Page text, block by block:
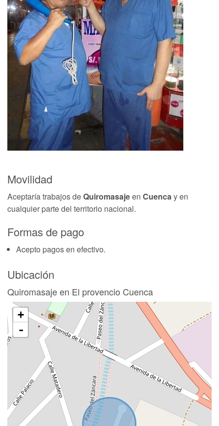
Movilidad
Aceptaría trabajos deQuiromasajeen Cuencay en
cualquier parte del territorio nacional.
Formas de pago
Acepto pagos en efectivo.
Ubicación
Quiromasaje en El provencio Cuenca
+
-